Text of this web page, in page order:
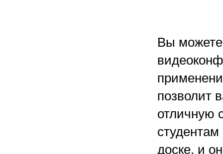
Вы
позволит
отличную
доске, и